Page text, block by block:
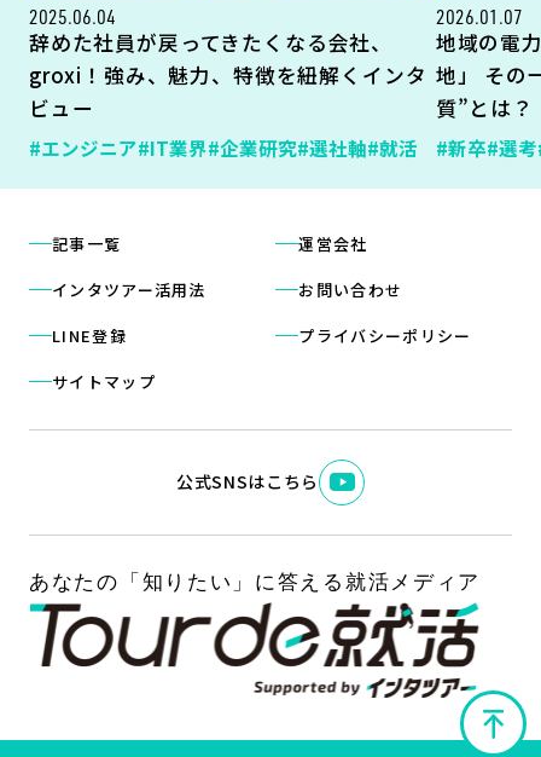
2025.06.04
辞めた社員が戻ってきたくなる会社、
groxi！強み、魅力、特徴を紐解くインタ
ビュー
#エンジニア#IT業界#企業研究#選社軸#就活
2026.01.07
地域の電
地」 その
質”とは？
#新卒#選考
記事一覧
インタツアー活用法
LINE登録
サイトマップ
運営会社
お問い合わせ
プライバシーポリシー
公式SNSはこちら